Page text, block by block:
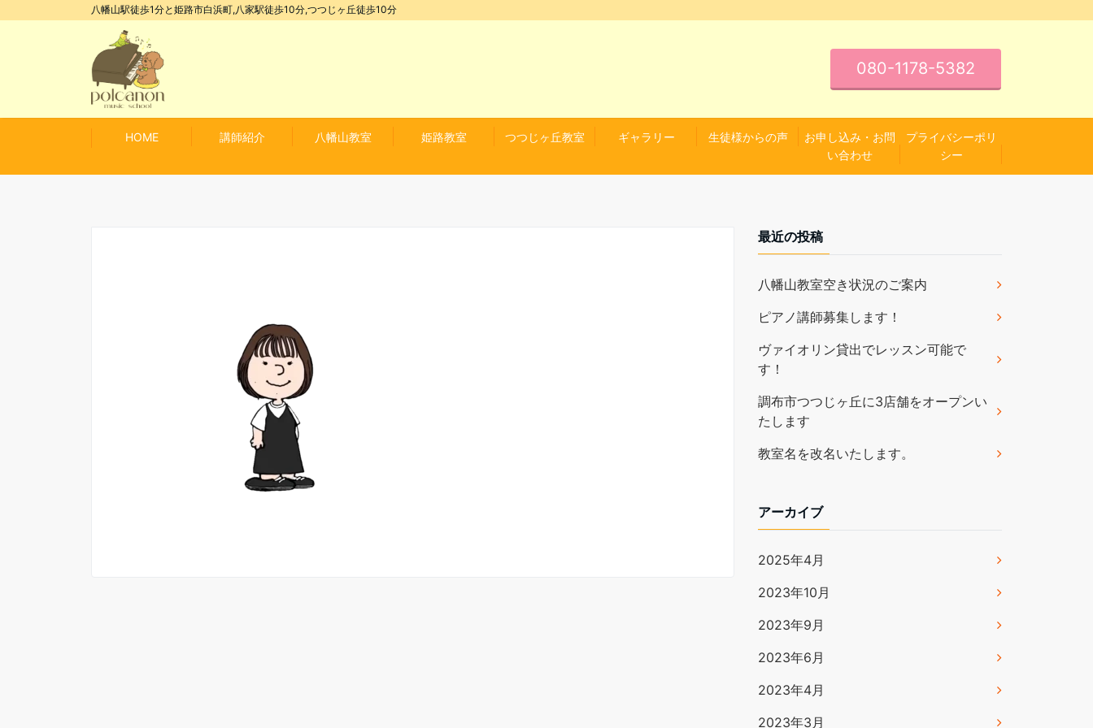
八幡山駅徒歩1分と姫路市白浜町,八家駅徒歩10分,つつじヶ丘徒歩10分
080-1178-5382
HOME 講師紹介 八幡山教室 姫路教室 つつじヶ丘教室 ギャラリー 生徒様からの声
お申し込み・お問
い合わせ
プライバシーポリ
シー
最近の投稿
八幡山教室空き状況のご案内
ピアノ講師募集します！
ヴァイオリン貸出でレッスン可能で
す！
調布市つつじヶ丘に3店舗をオープンい
たします
教室名を改名いたします。
アーカイブ
2025年4月
2023年10月
2023年9月
2023年6月
2023年4月
2023年3月